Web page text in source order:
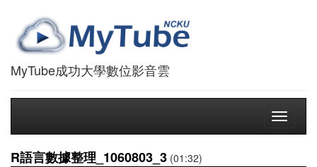
MyTube成功大學數位影音雲
Toggle
R語言數據整理_1060803_3 (01:32)